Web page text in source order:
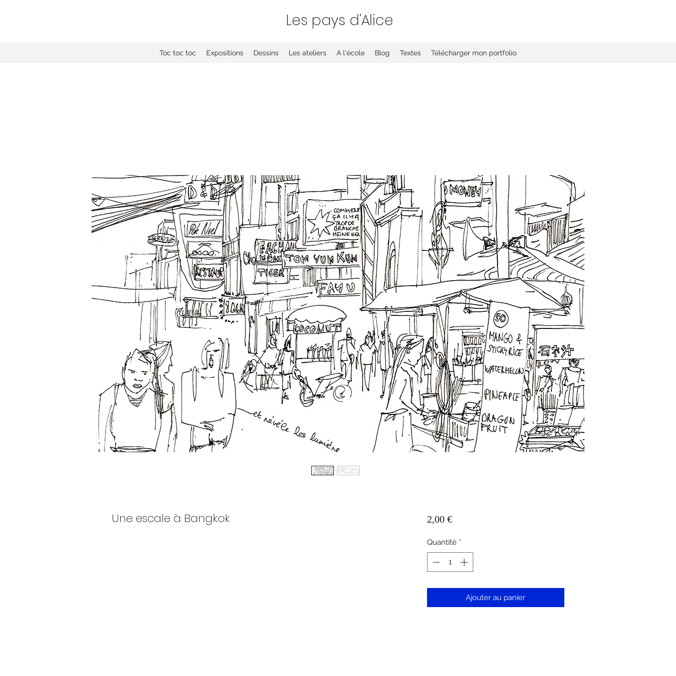
Les pays d'Alice
Toc toc toc Expositions Dessins Les ateliers A l'école Blog Textes Télécharger mon portfolio
Une escale à Bangkok 2,00 €Prix
Quantité *
Ajouter au panier